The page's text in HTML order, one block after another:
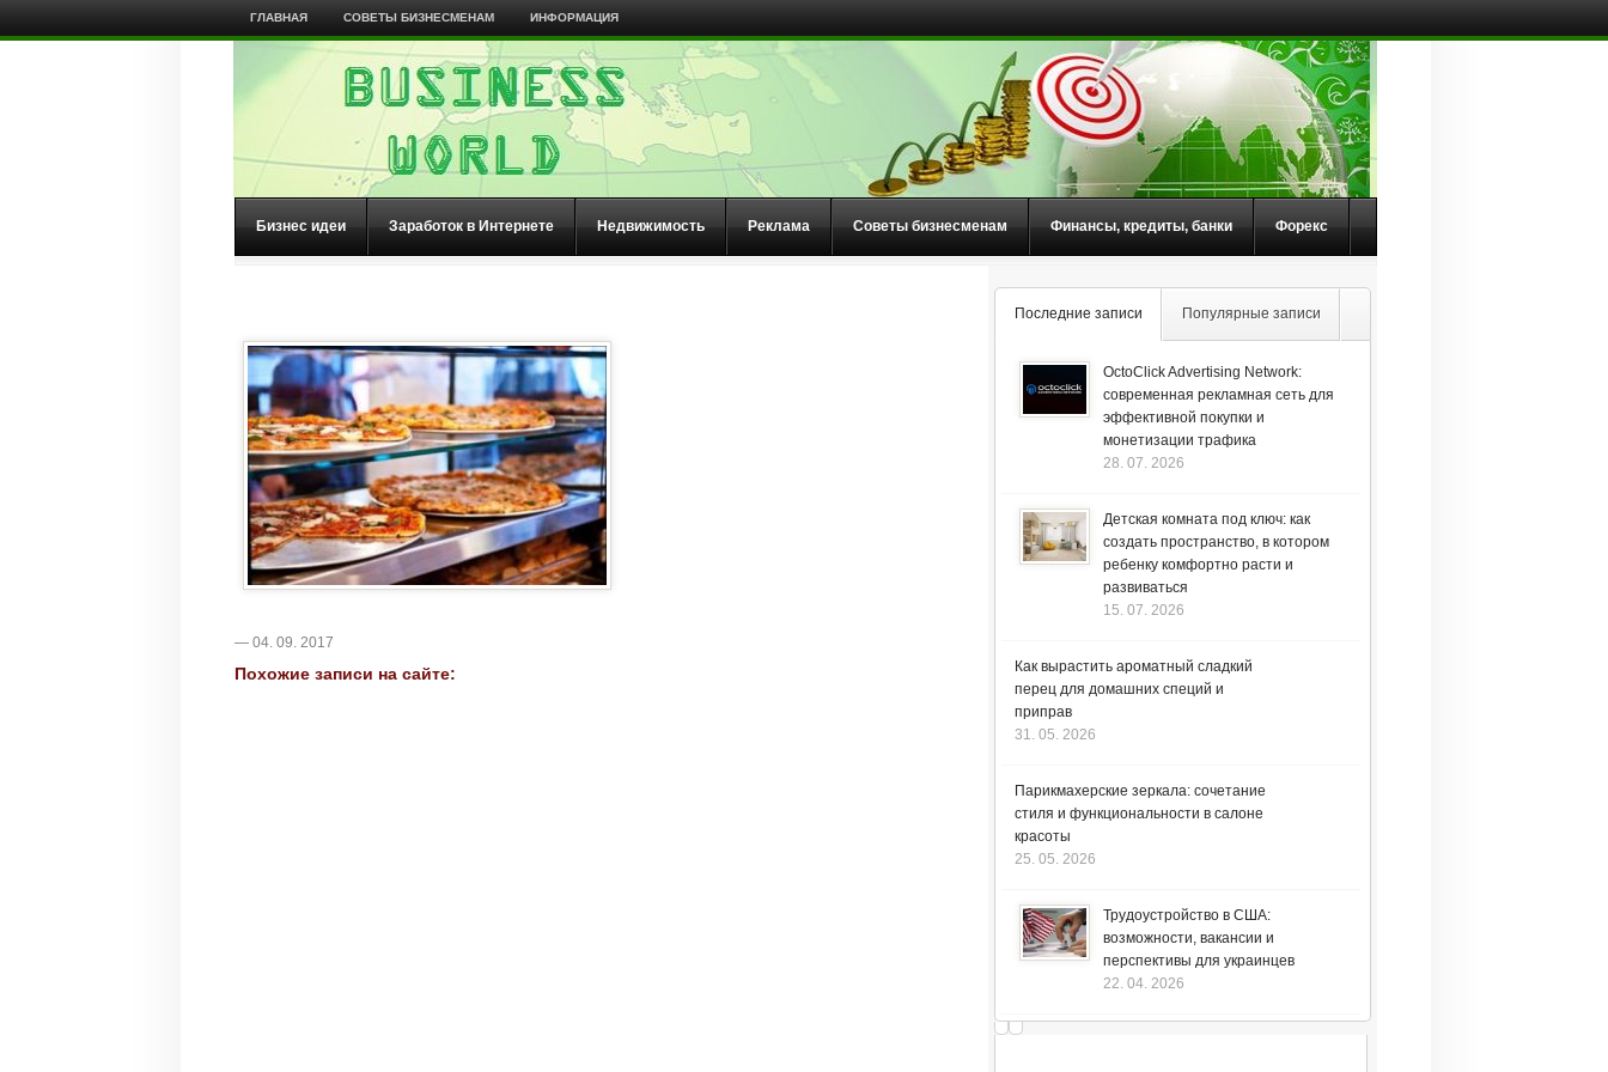
ГЛАВНАЯ СОВЕТЫ БИЗНЕСМЕНАМ ИНФОРМАЦИЯ
Бизнес идеи Заработок в Интернете Недвижимость Реклама Советы бизнесменам Финансы, кредиты, банки Форекс
— 04. 09. 2017
Похожие записи на сайте:
Последние записи Популярные записи
OctoClick Advertising Network:
современная рекламная сеть для
эффективной покупки и
монетизации трафика
28. 07. 2026
Детская комната под ключ: как
создать пространство, в котором
ребенку комфортно расти и
развиваться
15. 07. 2026
Как вырастить ароматный сладкий
перец для домашних специй и
приправ
31. 05. 2026
Парикмахерские зеркала: сочетание
стиля и функциональности в салоне
красоты
25. 05. 2026
Трудоустройство в США:
возможности, вакансии и
перспективы для украинцев
22. 04. 2026